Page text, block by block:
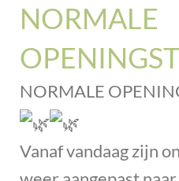
NORMALE
NORMALE
Vanaf vandaag zijn